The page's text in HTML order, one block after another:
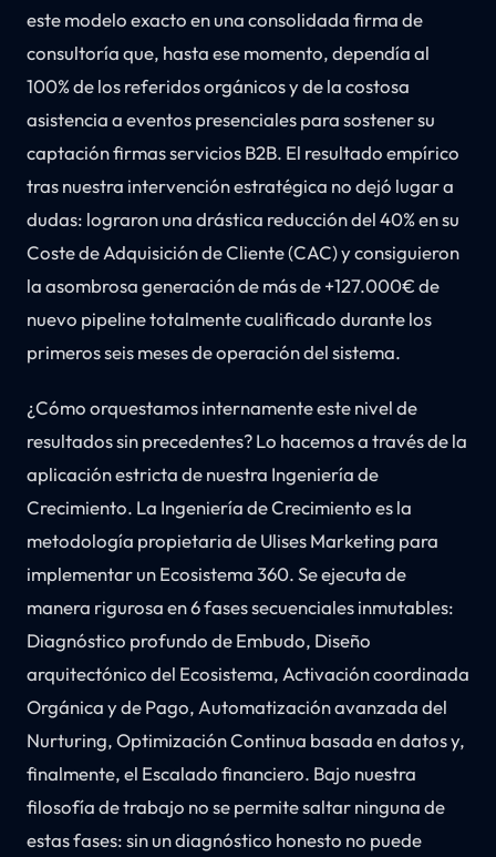
este modelo exacto en una consolidada firma de
consultoría que, hasta ese momento, dependía al
100% de los referidos orgánicos y de la costosa
asistencia a eventos presenciales para sostener su
captación firmas servicios B2B. El resultado empírico
tras nuestra intervención estratégica no dejó lugar a
dudas: lograron una drástica reducción del 40% en su
Coste de Adquisición de Cliente (CAC) y consiguieron
la asombrosa generación de más de +127.000€ de
nuevo pipeline totalmente cualificado durante los
primeros seis meses de operación del sistema.
¿Cómo orquestamos internamente este nivel de
resultados sin precedentes? Lo hacemos a través de la
aplicación estricta de nuestra Ingeniería de
Crecimiento. La Ingeniería de Crecimiento es la
metodología propietaria de Ulises Marketing para
implementar un Ecosistema 360. Se ejecuta de
manera rigurosa en 6 fases secuenciales inmutables:
Diagnóstico profundo de Embudo, Diseño
arquitectónico del Ecosistema, Activación coordinada
Orgánica y de Pago, Automatización avanzada del
Nurturing, Optimización Continua basada en datos y,
finalmente, el Escalado financiero. Bajo nuestra
filosofía de trabajo no se permite saltar ninguna de
estas fases: sin un diagnóstico honesto no puede